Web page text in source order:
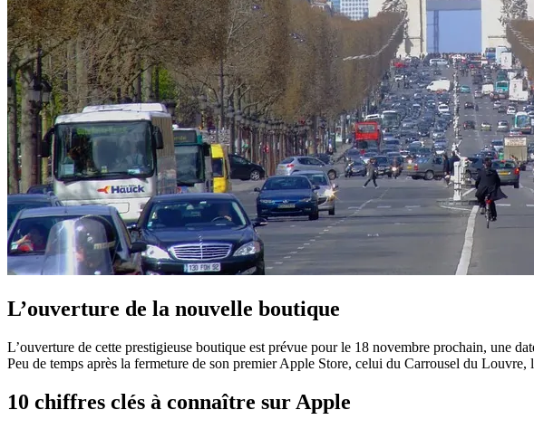
L’ouverture de la nouvelle boutique
L’ouverture de cette prestigieuse boutique est prévue pour le 18 novembre prochain, une
Peu de temps après la fermeture de son premier Apple Store, celui du Carrousel du
10 chiffres clés à connaître sur Apple